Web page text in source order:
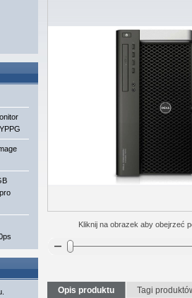
Kliknij na obrazek aby obejrzeć
Opis produktu Tagi